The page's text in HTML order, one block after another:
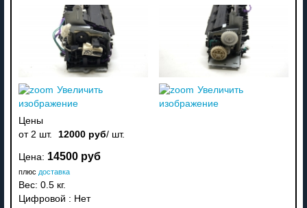
Увеличить
изображение
Увеличить
изображение
Цены
от 2 шт.
12000 руб/ шт.
Цена: 14500 руб
плюс доставка
Вес: 0.5 кг.
Цифровой : Нет